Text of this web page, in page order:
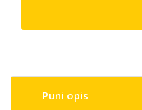
Puni opis